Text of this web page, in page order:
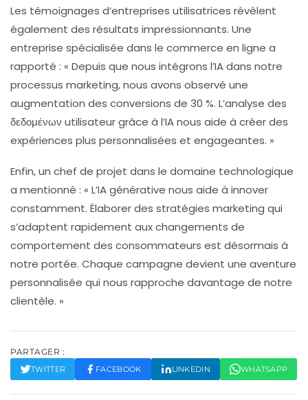
Les témoignages d’entreprises utilisatrices révèlent
également des résultats impressionnants. Une
entreprise spécialisée dans le commerce en ligne a
rapporté : « Depuis que nous intégrons l’IA dans notre
processus marketing, nous avons observé une
augmentation des conversions de 30 %. L’analyse des
δεδομένων utilisateur grâce à l’IA nous aide à créer des
expériences plus personnalisées et engageantes. »
Enfin, un chef de projet dans le domaine technologique
a mentionné : « L’IA générative nous aide à innover
constamment. Élaborer des stratégies marketing qui
s’adaptent rapidement aux changements de
comportement des consommateurs est désormais à
notre portée. Chaque campagne devient une aventure
personnalisée qui nous rapproche davantage de notre
clientèle. »
PARTAGER :
TWITTER FACEBOOK LINKEDIN WHATSAPP